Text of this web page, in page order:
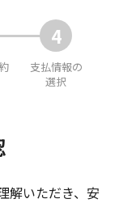
4
支払情報の
選択
解いただき、安